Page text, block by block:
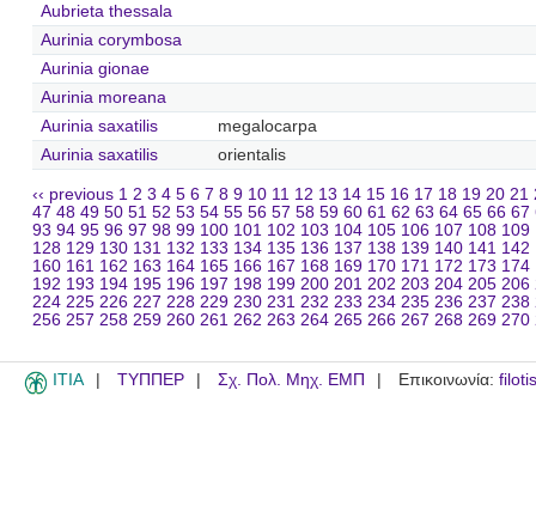
Aubrieta thessala
Aurinia corymbosa
Aurinia gionae
Aurinia moreana
Aurinia saxatilis
megalocarpa
Aurinia saxatilis
orientalis
‹‹ previous 1 2 3 4 5 6 7 8 9 10 11 12 13 14 15 16 17 18 19 20 21
47 48 49 50 51 52 53 54 55 56 57 58 59 60 61 62 63 64 65 66 67
93 94 95 96 97 98 99 100 101 102 103 104 105 106 107 108 109
128 129 130 131 132 133 134 135 136 137 138 139 140 141 142
160 161 162 163 164 165 166 167 168 169 170 171 172 173 174
192 193 194 195 196 197 198 199 200 201 202 203 204 205 206
224 225 226 227 228 229 230 231 232 233 234 235 236 237 238
256 257 258 259 260 261 262 263 264 265 266 267 268 269 270
ITIA ΤΥΠΠΕΡ Σχ. Πολ. Μηχ. ΕΜΠ Επικοινωνία: